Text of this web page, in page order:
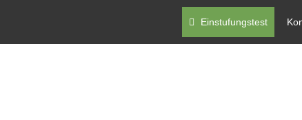
Einstufungstest